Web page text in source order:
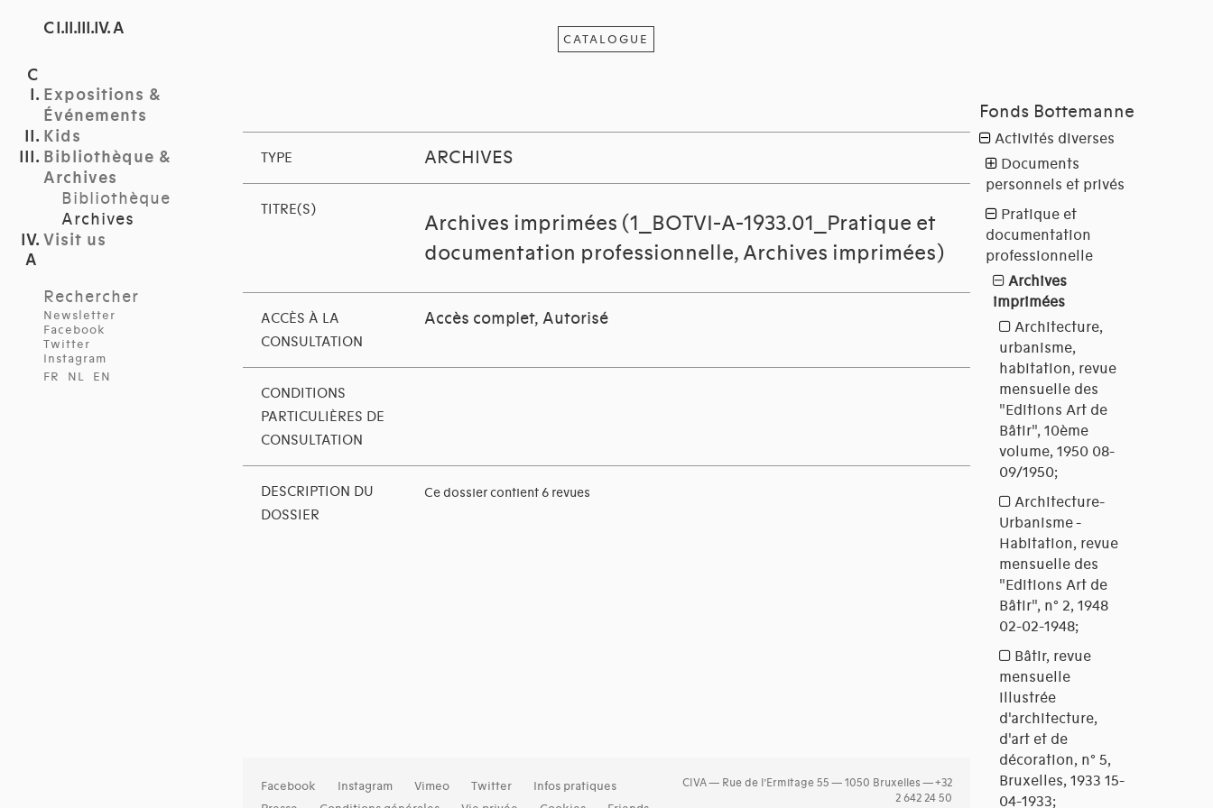
C I.II.III.IV. A
Expositions &
Événements
Kids
Bibliothèque &
Archives
Bibliothèque
Archives
Visit us
Rechercher
Newsletter
Facebook
Twitter
Instagram
FR
NL EN
CATALOGUE
TYPE ARCHIVES
TITRE(S)
Archives imprimées (1_BOTVI-A-1933.01_Pratique et
documentation professionnelle, Archives imprimées)
ACCÈS À LA
CONSULTATION
Accès complet, Autorisé
CONDITIONS
PARTICULIÈRES DE
CONSULTATION
DESCRIPTION DU
DOSSIER
Ce dossier contient 6 revues
Facebook Instagram Vimeo Twitter
Infos pratiques
CIVA — Rue de l’Ermitage 55 — 1050 Bruxelles — +32
2 642 24 50